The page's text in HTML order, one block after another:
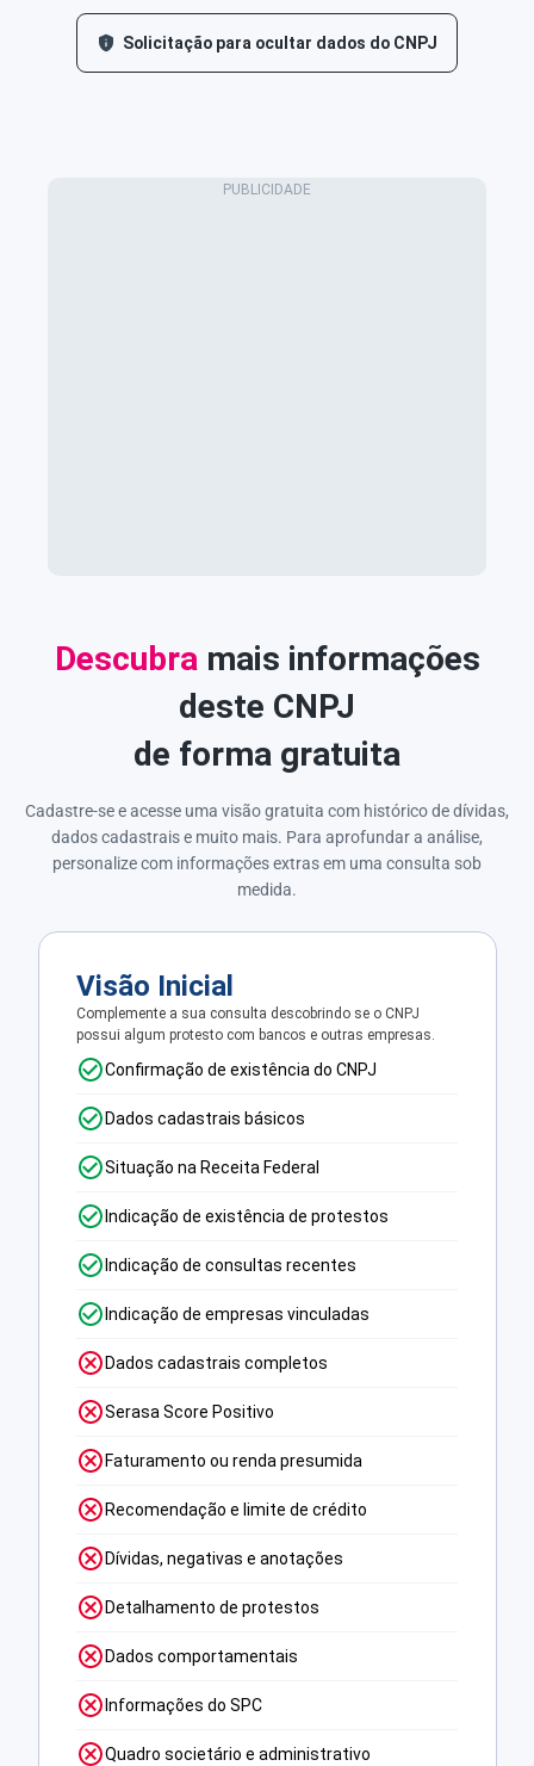
Solicitação para ocultar dados do CNPJ
Descubra mais informações
deste CNPJ
de forma gratuita
Cadastre-se e acesse uma visão gratuita com histórico de dívidas,
dados cadastrais e muito mais. Para aprofundar a análise,
personalize com informações extras em uma consulta sob
medida.
Visão Inicial
Complemente a sua consulta descobrindo se o CNPJ
possui algum protesto com bancos e outras empresas.
Confirmação de existência do CNPJ
Dados cadastrais básicos
Situação na Receita Federal
Indicação de existência de protestos
Indicação de consultas recentes
Indicação de empresas vinculadas
Dados cadastrais completos
Serasa Score Positivo
Faturamento ou renda presumida
Recomendação e limite de crédito
Dívidas, negativas e anotações
Detalhamento de protestos
Dados comportamentais
Informações do SPC
Quadro societário e administrativo